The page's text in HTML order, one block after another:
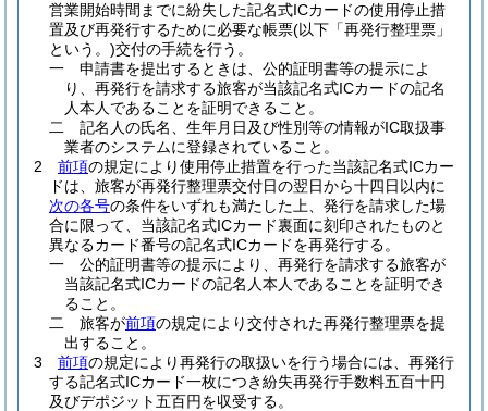
営業開始時間までに紛失した記名式ICカードの使用停止措
置及び再発行するために必要な帳票(以下「再発行整理票」
という。)交付の手続を行う。
一
申請書を提出するときは、公的証明書等の提示によ
り、再発行を請求する旅客が当該記名式ICカードの記名
人本人であることを証明できること。
二
記名人の氏名、生年月日及び性別等の情報がIC取扱事
業者のシステムに登録されていること。
2
前項の規定により使用停止措置を行った当該記名式ICカー
ドは、旅客が再発行整理票交付日の翌日から十四日以内に
次の各号の条件をいずれも満たした上、発行を請求した場
合に限って、当該記名式ICカード裏面に刻印されたものと
異なるカード番号の記名式ICカードを再発行する。
一
公的証明書等の提示により、再発行を請求する旅客が
当該記名式ICカードの記名人本人であることを証明でき
ること。
二
旅客が前項の規定により交付された再発行整理票を提
出すること。
3
前項の規定により再発行の取扱いを行う場合には、再発行
する記名式ICカード一枚につき紛失再発行手数料五百十円
及びデポジット五百円を収受する。